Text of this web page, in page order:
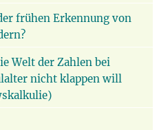
frühen Erkennung von
Welt der Zahlen bei
nicht klappen will